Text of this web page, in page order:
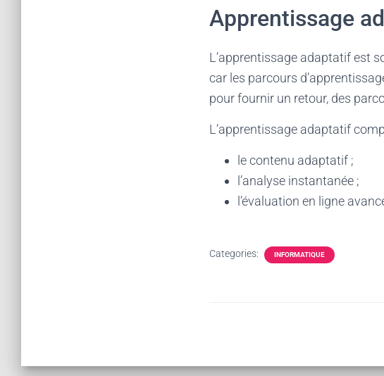
Apprentissage
L’apprentissage adaptatif est
car les parcours
pour fournir un retour, des
L’apprentissage adaptatif
le contenu adaptatif ;
l’analyse instantanée ;
l’évaluation en ligne
Categories: INFORMATIQUE